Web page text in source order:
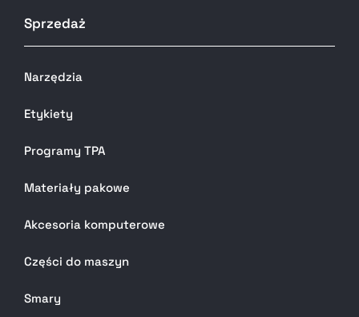
Sprzedaż
Narzędzia
Etykiety
Programy TPA
Materiały pakowe
Akcesoria komputerowe
Części do maszyn
Smary